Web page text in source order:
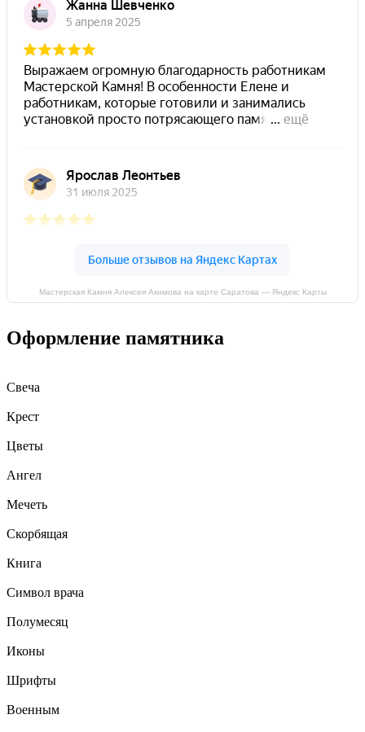
Мастерская Камня Алексея Акимова на карте Саратова — Яндекс Карты
Оформление памятника
Свеча
Крест
Цветы
Ангел
Мечеть
Скорбящая
Книга
Символ врача
Полумесяц
Иконы
Шрифты
Военным